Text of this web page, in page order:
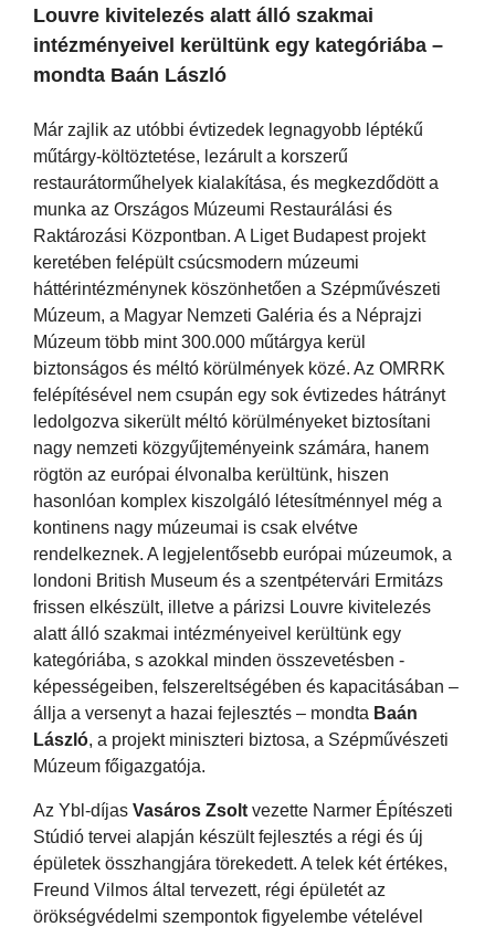
Louvre kivitelezés alatt álló szakmai
intézményeivel kerültünk egy kategóriába –
mondta Baán László
Már zajlik az utóbbi évtizedek legnagyobb léptékű
műtárgy-költöztetése, lezárult a korszerű
restaurátorműhelyek kialakítása, és megkezdődött a
munka az Országos Múzeumi Restaurálási és
Raktározási Központban. A Liget Budapest projekt
keretében felépült csúcsmodern múzeumi
háttérintézménynek köszönhetően a Szépművészeti
Múzeum, a Magyar Nemzeti Galéria és a Néprajzi
Múzeum több mint 300.000 műtárgya kerül
biztonságos és méltó körülmények közé. Az OMRRK
felépítésével nem csupán egy sok évtizedes hátrányt
ledolgozva sikerült méltó körülményeket biztosítani
nagy nemzeti közgyűjteményeink számára, hanem
rögtön az európai élvonalba kerültünk, hiszen
hasonlóan komplex kiszolgáló létesítménnyel még a
kontinens nagy múzeumai is csak elvétve
rendelkeznek. A legjelentősebb európai múzeumok, a
londoni British Museum és a szentpétervári Ermitázs
frissen elkészült, illetve a párizsi Louvre kivitelezés
alatt álló szakmai intézményeivel kerültünk egy
kategóriába, s azokkal minden összevetésben -
képességeiben, felszereltségében és kapacitásában –
állja a versenyt a hazai fejlesztés – mondta Baán
László, a projekt miniszteri biztosa, a Szépművészeti
Múzeum főigazgatója.
Az Ybl-díjas Vasáros Zsolt vezette Narmer Építészeti
Stúdió tervei alapján készült fejlesztés a régi és új
épületek összhangjára törekedett. A telek két értékes,
Freund Vilmos által tervezett, régi épületét az
örökségvédelmi szempontok figyelembe vételével